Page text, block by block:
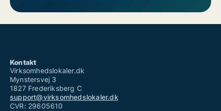
Kontakt
Virksomhedslokaler.dk
Mynstersvej 3
1827 Frederiksberg C
support@virksomhedslokaler.dk
CVR: 29605610